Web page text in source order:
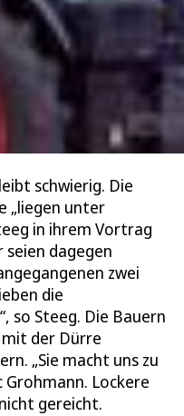
schwierig. Die
„liegen unter
in ihrem Vortrag
dagegen
zwei
die
so Steeg. Die Bauern
der Dürre
„Sie macht uns zu
Lockere
gereicht.